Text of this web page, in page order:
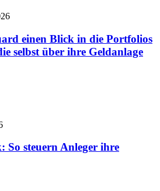
einen Blick in die Portfolios
selbst über ihre Geldanlage
So steuern Anleger ihre